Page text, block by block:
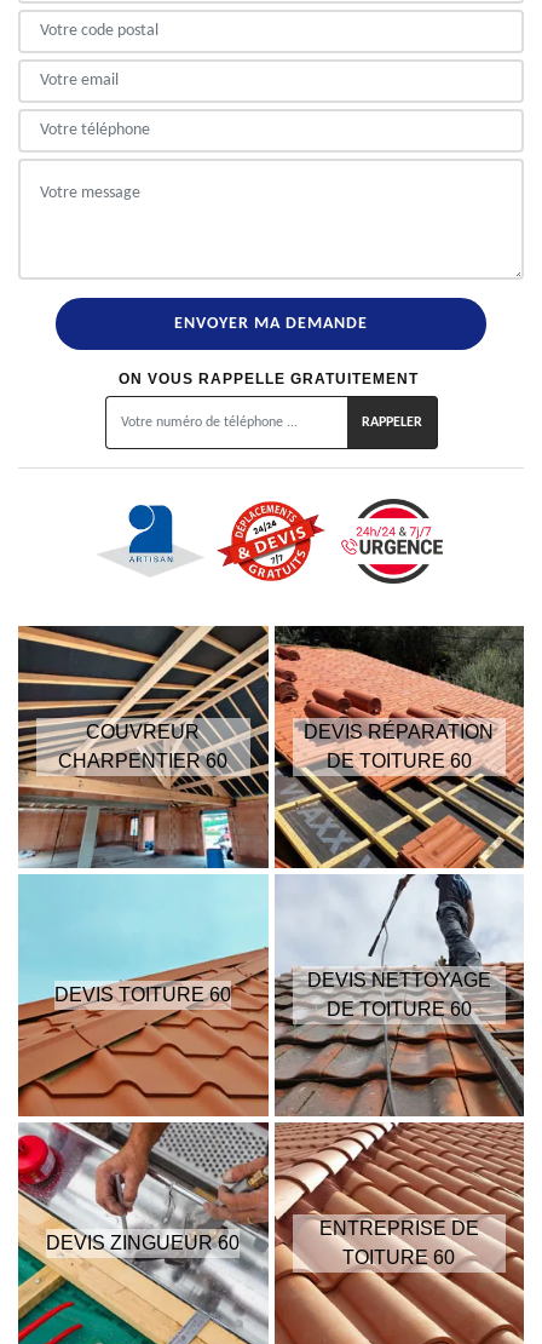
ON VOUS RAPPELLE GRATUITEMENT
COUVREUR
CHARPENTIER 60
DEVIS RÉPARATION
DE TOITURE 60
DEVIS TOITURE 60
DEVIS NETTOYAGE
DE TOITURE 60
DEVIS ZINGUEUR 60
ENTREPRISE DE
TOITURE 60